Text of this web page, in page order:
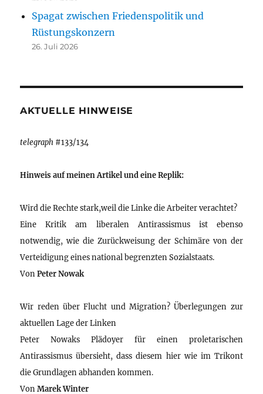
Spagat zwischen Friedenspolitik und
Rüstungskonzern
26. Juli 2026
AKTUELLE HINWEISE
telegraph #133/134
Hinweis auf meinen Artikel und eine Replik:
Wird die Rechte stark,weil die Linke die Arbeiter verachtet?
Eine Kritik am liberalen Antirassismus ist ebenso
notwendig, wie die Zurückweisung der Schimäre von der
Verteidigung eines national begrenzten Sozialstaats.
VonPeter Nowak
Wir reden über Flucht und Migration? Überlegungen zur
aktuellen Lage der Linken
Peter Nowaks Plädoyer für einen proletarischen
Antirassismus übersieht, dass diesem hier wie im Trikont
die Grundlagen abhanden kommen.
VonMarek Winter